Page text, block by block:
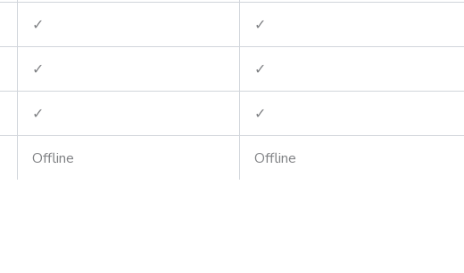
✓ ✓
✓ ✓
✓ ✓
Offline Offline